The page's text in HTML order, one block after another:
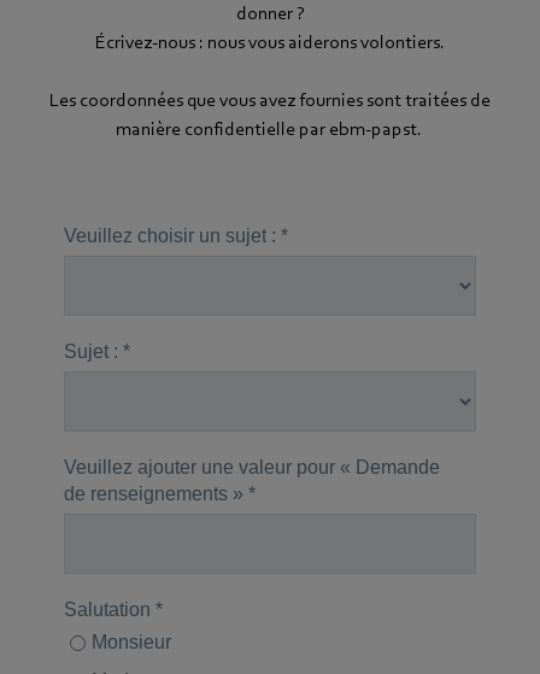
donner ?
Écrivez-nous : nous vous aiderons volontiers.
Les coordonnées que vous avez fournies sont traitées de
manière confidentielle par ebm‑papst.